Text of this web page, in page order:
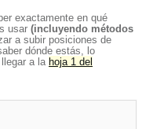
exactamente en qué
usar (incluyendo métodos
a subir posiciones de
dónde estás, lo
a la hoja 1 del